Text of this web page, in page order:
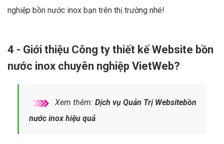
nghiệp bồn nước inox bạn trên thị trường nhé!
4 - Giới thiệu Công ty thiết kế Website bồn
nước inox chuyên nghiệp VietWeb?
Xem thêm: Dịch vụ Quản Trị Websitebồn
nước inox hiệu quả